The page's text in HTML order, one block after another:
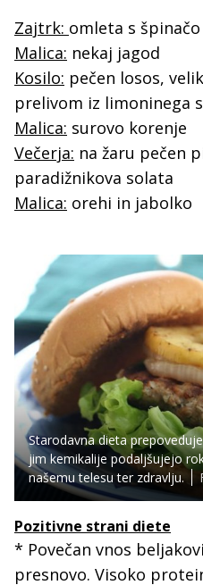
Zajtrk: omleta s
Malica: nekaj jagod
Kosilo: pečen losos,
prelivom iz limoninega
Malica: surovo korenje
Večerja: na žaru pečen
paradižnikova solata
Malica: orehi in jabolko
Starodavna dieta
jim kemikalije podaljšujejo
našemu telesu ter zdravlju.
Pozitivne strani diete
* Povečan vnos
presnovo. Visoko